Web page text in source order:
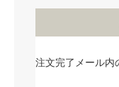
注文完了メール内